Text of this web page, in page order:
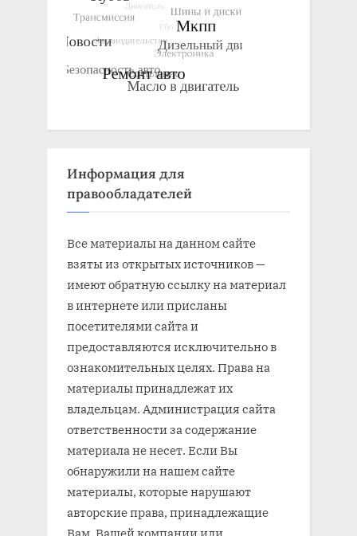
Информация для
правообладателей
Все материалы на данном сайте
взяты из открытых источников —
имеют обратную ссылку на материал
в интернете или присланы
посетителями сайта и
предоставляются исключительно в
ознакомительных целях. Права на
материалы принадлежат их
владельцам. Администрация сайта
ответственности за содержание
материала не несет. Если Вы
обнаружили на нашем сайте
материалы, которые нарушают
авторские права, принадлежащие
Вам, Вашей компании или